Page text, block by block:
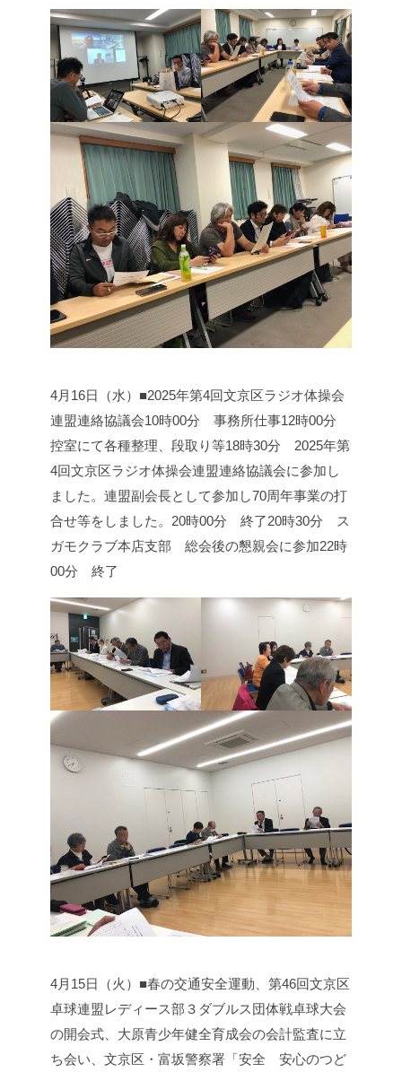
4月16日（水）■2025年第4回文京区ラジオ体操会
連盟連絡協議会10時00分 事務所仕事12時00分
控室にて各種整理、段取り等18時30分 2025年第
4回文京区ラジオ体操会連盟連絡協議会に参加し
ました。 連盟副会長として参加し70周年事業の打
合せ等をしました。 20時00分 終了20時30分 ス
ガモクラブ本店支部 総会後の懇親会に参加22時
00分 終了
4月15日（火）■春の交通安全運動、第46回文京区
卓球連盟レディース部３ダブルス団体戦卓球大会
の開会式、大原青少年健全育成会の会計監査に立
ち会い、文京区・富坂警察署「安全 安心のつど